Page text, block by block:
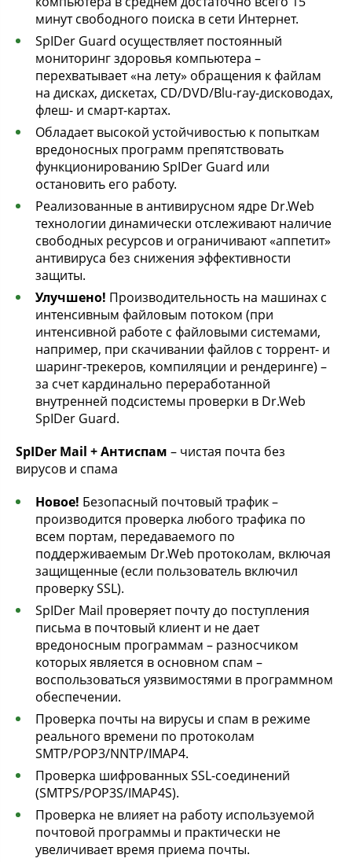
минут свободного поиска в сети Интернет.
SpIDer Guard осуществляет постоянный
мониторинг здоровья компьютера –
перехватывает «на лету» обращения к файлам
на дисках, дискетах, CD/DVD/Blu-ray-дисководах,
флеш- и смарт-картах.
Обладает высокой устойчивостью к попыткам
вредоносных программ препятствовать
функционированию SpIDer Guard или
остановить его работу.
Реализованные в антивирусном ядре Dr.Web
технологии динамически отслеживают наличие
свободных ресурсов и ограничивают «аппетит»
антивируса без снижения эффективности
защиты.
Улучшено! Производительность на машинах с
интенсивным файловым потоком (при
интенсивной работе с файловыми системами,
например, при скачивании файлов с торрент- и
шаринг-трекеров, компиляции и рендеринге) –
за счет кардинально переработанной
внутренней подсистемы проверки в Dr.Web
SpIDer Guard.
SpIDer Mail + Антиспам – чистая почта без
вирусов и спама
Новое! Безопасный почтовый трафик –
производится проверка любого трафика по
всем портам, передаваемого по
поддерживаемым Dr.Web протоколам, включая
защищенные (если пользователь включил
проверку SSL).
SpIDer Mail проверяет почту до поступления
письма в почтовый клиент и не дает
вредоносным программам – разносчиком
которых является в основном спам –
воспользоваться уязвимостями в программном
обеспечении.
Проверка почты на вирусы и спам в режиме
реального времени по протоколам
SMTP/POP3/NNTP/IMAP4.
Проверка шифрованных SSL-соединений
(SMTPS/POP3S/IMAP4S).
Проверка не влияет на работу используемой
почтовой программы и практически не
увеличивает время приема почты.